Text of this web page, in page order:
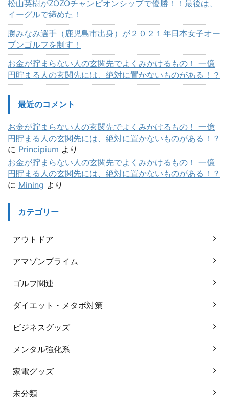
松山英樹がZOZOチャンピオンシップで優勝！！最後は、
イーグルで締めた！
勝みなみ選手（鹿児島市出身）が２０２１年日本女子オー
プンゴルフを制す！
お金が貯まらない人の玄関先でよくみかけるもの！ 一億
円貯まる人の玄関先には、絶対に置かないものがある！？
最近のコメント
お金が貯まらない人の玄関先でよくみかけるもの！ 一億
円貯まる人の玄関先には、絶対に置かないものがある！？
に Principium より
お金が貯まらない人の玄関先でよくみかけるもの！ 一億
円貯まる人の玄関先には、絶対に置かないものがある！？
に Mining より
カテゴリー
アウトドア
アマゾンプライム
ゴルフ関連
ダイエット・メタボ対策
ビジネスグッズ
メンタル強化系
家電グッズ
未分類